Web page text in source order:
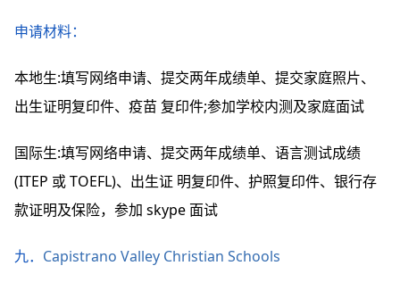
申请材料：
本地生:填写网络申请、提交两年成绩单、提交家庭照片、
出生证明复印件、疫苗 复印件;参加学校内测及家庭面试
国际生:填写网络申请、提交两年成绩单、语言测试成绩
(ITEP 或 TOEFL)、出生证 明复印件、护照复印件、银行存
款证明及保险，参加 skype 面试
九． Capistrano Valley Christian Schools